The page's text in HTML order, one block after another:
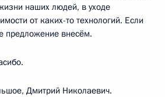
наших людей, в уходе
от каких-то технологий. Если
предложение внесём.
Дмитрий Николаевич.